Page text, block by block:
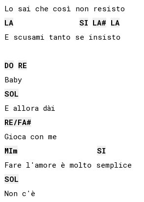
LA
SI LA# LA
DO RE
Baby
SOL
RE/FA#
MIm
SI
SOL
Non c'è